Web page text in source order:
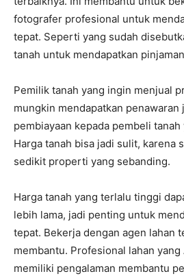
fotografer profesional untuk
tepat. Seperti yang sudah
tanah untuk mendapatkan
Pemilik tanah yang ingin menjual
mungkin mendapatkan penawaran
pembiayaan kepada pembeli
Harga tanah bisa jadi sulit, karena
sedikit properti yang sebanding.
Harga tanah yang terlalu tinggi
lebih lama, jadi penting untuk
tepat. Bekerja dengan agen lahan
membantu. Profesional lahan
memiliki pengalaman membantu